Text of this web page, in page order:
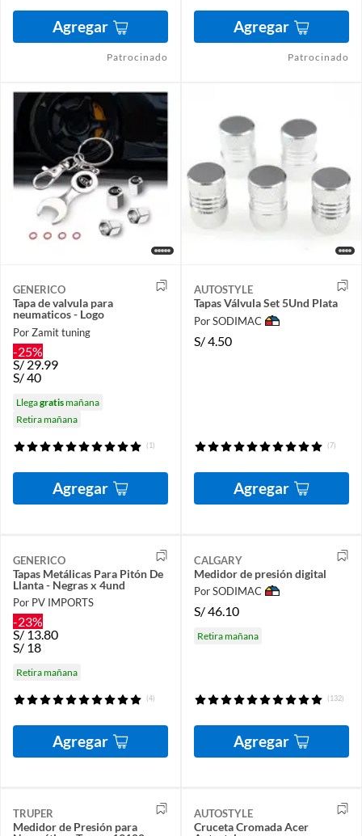
Agregar
Patrocinado
Agregar
Patrocinado
GENERICO
Tapa de valvula para
neumaticos - Logo
Por Zamit tuning
-25%
S/29.99
S/40
Llegagratismañana
Retira mañana
(1)
Agregar
AUTOSTYLE
Tapas Válvula Set 5Und Plata
Por SODIMAC
S/4.50
(7)
Agregar
GENERICO
Tapas Metálicas Para Pitón De
Llanta - Negras x 4und
Por PV IMPORTS
-23%
S/13.80
S/ 18
Retira mañana
(4)
Agregar
CALGARY
Medidor de presión digital
Por SODIMAC
S/46.10
Retira mañana
(132)
Agregar
TRUPER
Medidor de Presión para
AUTOSTYLE
Cruceta Cromada Acer